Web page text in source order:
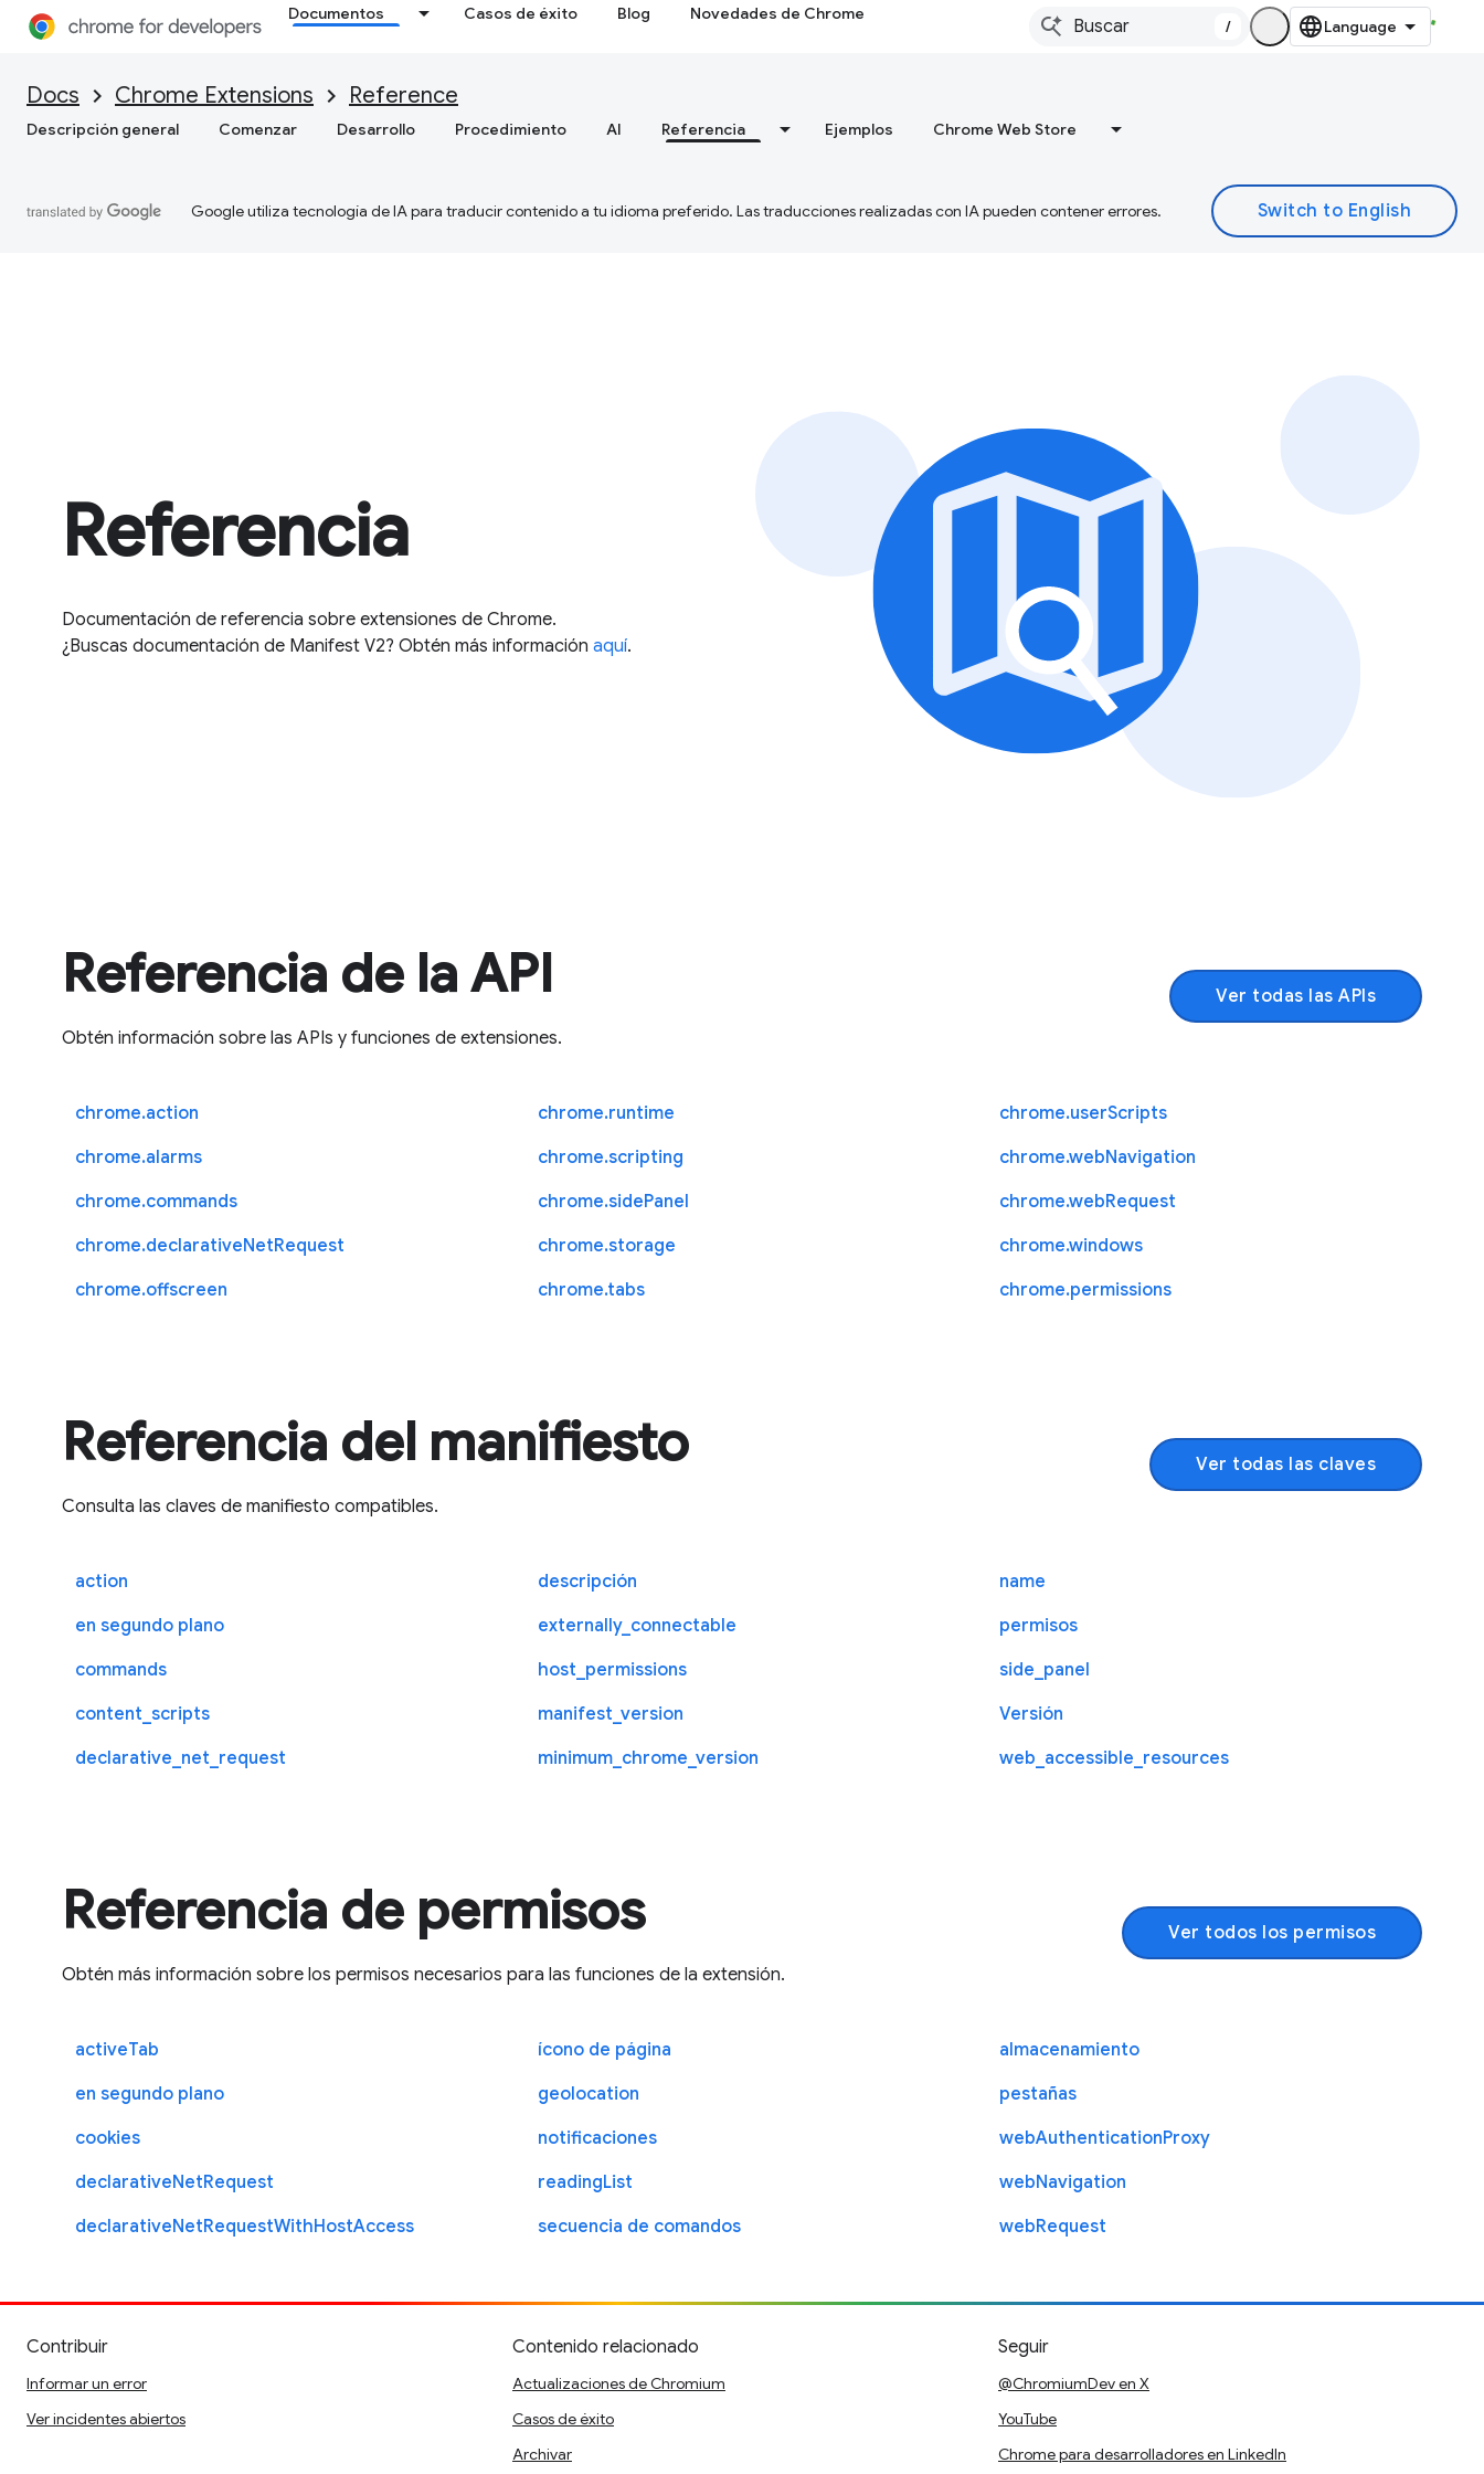
Documentos Casos de éxito Blog Novedades de Chrome
/
Docs Chrome Extensions Reference
Descripción general Comenzar Desarrollo Procedimiento AI Referencia Ejemplos Chrome Web Store
Google utiliza tecnología de IA para traducir contenido a tu idioma preferido. Las traducciones realizadas con IA pueden contener errores.
Referencia
Documentación de referencia sobre extensiones de Chrome.
¿Buscas documentación de Manifest V2? Obtén más información aquí.
Referencia de la API
Obtén información sobre las APIs y funciones de extensiones.
Ver todas las APIs
chrome.action
chrome.alarms
chrome.commands
chrome.declarativeNetRequest
chrome.offscreen
chrome.runtime
chrome.scripting
chrome.sidePanel
chrome.storage
chrome.tabs
chrome.userScripts
chrome.webNavigation
chrome.webRequest
chrome.windows
chrome.permissions
Referencia del manifiesto
Consulta las claves de manifiesto compatibles.
Ver todas las claves
action
en segundo plano
commands
content_scripts
declarative_net_request
descripción
externally_connectable
host_permissions
manifest_version
minimum_chrome_version
name
permisos
side_panel
Versión
web_accessible_resources
Referencia de permisos
Obtén más información sobre los permisos necesarios para las funciones de la extensión.
Ver todos los permisos
activeTab
en segundo plano
cookies
declarativeNetRequest
declarativeNetRequestWithHostAccess
ícono de página
geolocation
notificaciones
readingList
secuencia de comandos
almacenamiento
pestañas
webAuthenticationProxy
webNavigation
webRequest
Contribuir
Informar un error
Ver incidentes abiertos
Contenido relacionado
Actualizaciones de Chromium
Casos de éxito
Archivar
Seguir
@ChromiumDev en X
YouTube
Chrome para desarrolladores en LinkedIn